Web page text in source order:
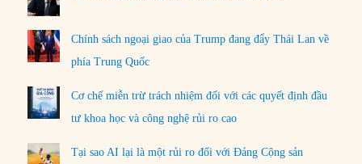
Chính sách ngoại giao của Trump đang đẩy Thái Lan về
phía Trung Quốc
Cơ chế miễn trừ trách nhiệm đối với các quyết định đầu
tư khoa học và công nghệ rủi ro cao
Tại sao AI lại là một rủi ro đối với Đảng Cộng sản